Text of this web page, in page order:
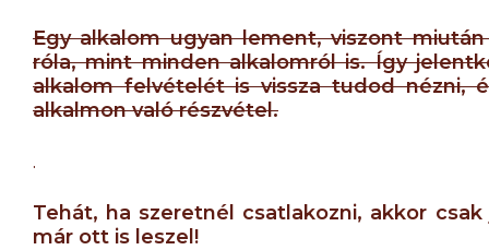
Egy alkalom ugyan lement, viszont
róla, mint minden alkalomról is. Így
alkalom felvételét is vissza tudod nézni,
alkalmon való részvétel.
.
Tehát, ha szeretnél csatlakozni, akkor
már ott is leszel!